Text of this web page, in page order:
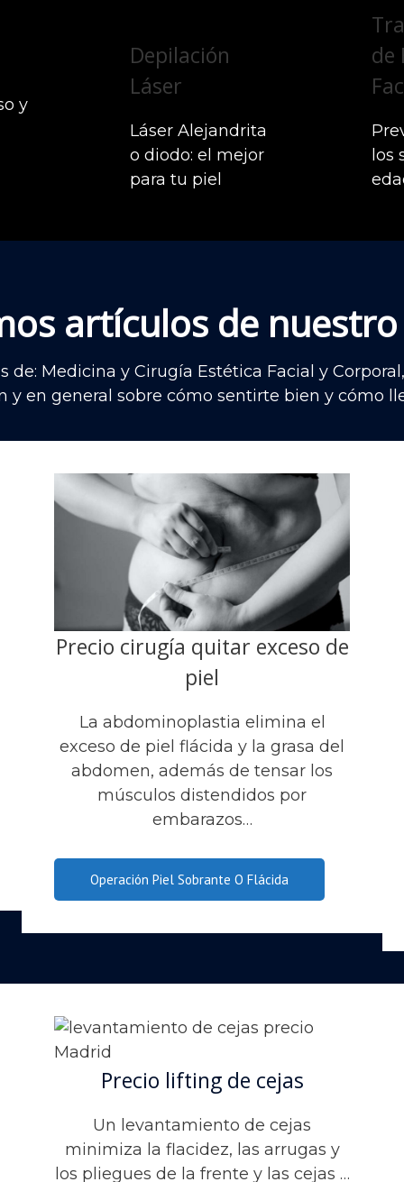
y
Depilación
Láser
Láser Alejandrita
o diodo: el mejor
para tu piel
de
los
artículos de
Medicina y Cirugía Estética Facial y
y en general sobre cómo sentirte bien y cómo
Precio cirugía quitar exceso de
piel
La abdominoplastia elimina el
exceso de piel flácida y la grasa del
abdomen, además de tensar los
músculos distendidos por
embarazos…
Operación Piel Sobrante O Flácida
Precio lifting de cejas
Un levantamiento de cejas
minimiza la flacidez, las arrugas y
los pliegues de la frente y las cejas …